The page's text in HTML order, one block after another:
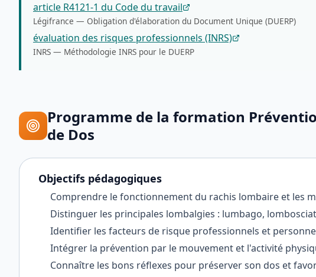
article R4121-1 du Code du travail
Légifrance — Obligation d'élaboration du Document Unique (DUERP)
évaluation des risques professionnels (INRS)
INRS — Méthodologie INRS pour le DUERP
Programme de la formation
de Dos
Objectifs pédagogiques
Comprendre le fonctionnement du rachis lombaire et les
Distinguer les principales lombalgies : lumbago,
Identifier les facteurs de risque professionnels et
Intégrer la prévention par le mouvement et l'activité
Connaître les bons réflexes pour préserver son dos et